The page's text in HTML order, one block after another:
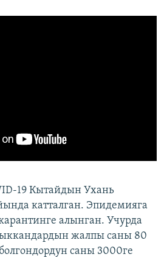
19 Кытайдын Ухань
катталган. Эпидемияга
алынган. Учурда
жалпы саны 80
саны 3000ге